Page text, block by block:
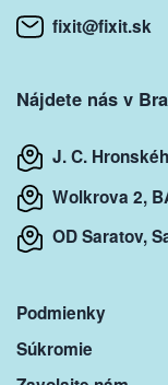
fixit@fixit.sk
Nájdete nás v
J. C.
Wolkrova 2,
OD Saratov,
Podmienky
Súkromie